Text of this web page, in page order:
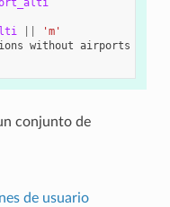
'm'
without airports
conjunto de
de usuario